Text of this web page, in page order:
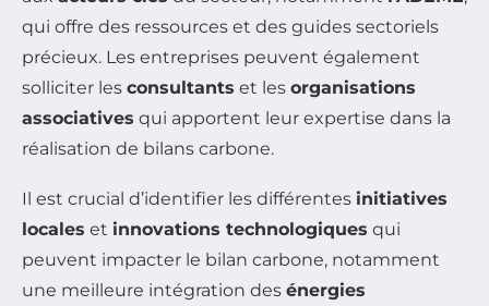
qui offre des ressources et des guides sectoriels
précieux. Les entreprises peuvent également
solliciter les consultants et les organisations
associatives qui apportent leur expertise dans la
réalisation de bilans carbone.
Il est crucial d’identifier les différentes initiatives
locales et innovations technologiques qui
peuvent impacter le bilan carbone, notamment
une meilleure intégration des énergies